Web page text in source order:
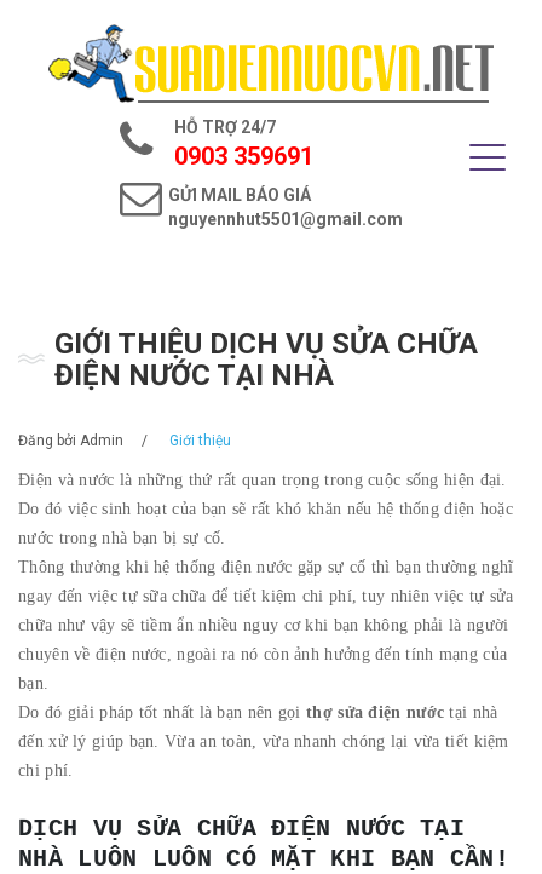
Trang chủ
Dịch vụ điện nước
HỖ TRỢ 24/7
0903 359691
GỬI MAIL BÁO GIÁ
nguyennhut5501@gmail.com
GIỚI THIỆU DỊCH VỤ SỬA CHỮA
ĐIỆN NƯỚC TẠI NHÀ
Đăng bởi Admin / Giới thiệu
Điện và nước là những thứ rất quan trọng trong cuộc sống hiện đại.
Do đó việc sinh hoạt của bạn sẽ rất khó khăn nếu hệ thống điện hoặc
nước trong nhà bạn bị sự cố.
Thông thường khi hệ thống điện nước gặp sự cố thì bạn thường nghĩ
ngay đến việc tự sữa chữa để tiết kiệm chi phí, tuy nhiên việc tự sửa
chữa như vậy sẽ tiềm ẩn nhiều nguy cơ khi bạn không phải là người
chuyên về điện nước, ngoài ra nó còn ảnh hưởng đến tính mạng của
bạn.
Do đó giải pháp tốt nhất là bạn nên gọi thợ sửa điện nước tại nhà
đến xử lý giúp bạn. Vừa an toàn, vừa nhanh chóng lại vừa tiết kiệm
chi phí.
DỊCH VỤ SỬA CHỮA ĐIỆN NƯỚC TẠI
NHÀ LUÔN LUÔN CÓ MẶT KHI BẠN CẦN!